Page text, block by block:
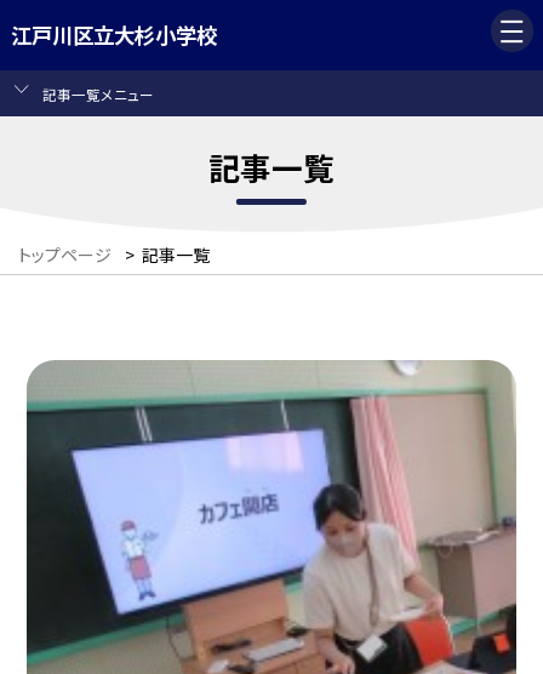
江戸川区立大杉小学校
記事一覧メニュー
記事一覧
トップページ > 記事一覧